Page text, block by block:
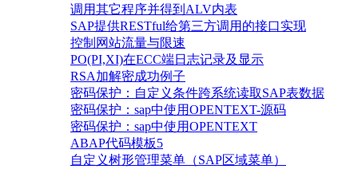
调用其它程序并得到ALV内表
SAP提供RESTful给第三方调用的接口实现
控制网站流量与限速
PO(PI,XI)在ECC端日志记录及显示
RSA加解密成功例子
密码保护：自定义条件跨系统读取SAP表数据
密码保护：sap中使用OPENTEXT-源码
密码保护：sap中使用OPENTEXT
ABAP代码模板5
自定义树形管理菜单（SAP区域菜单）